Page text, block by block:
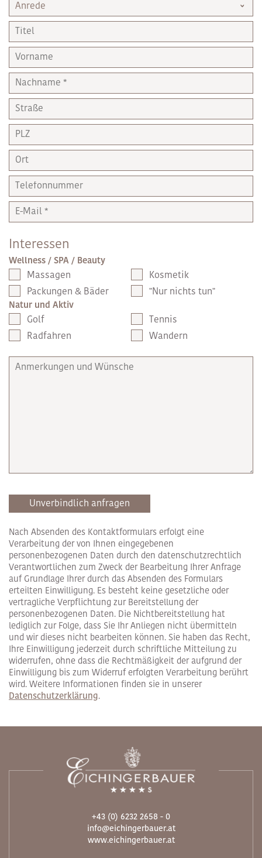
Interessen
Wellness / SPA / Beauty
Massagen
Kosmetik
Packungen & Bäder
"Nur nichts tun"
Natur und Aktiv
Golf
Tennis
Radfahren
Wandern
Unverbindlich anfragen
Nach Absenden des Kontaktformulars erfolgt eine
Verarbeitung der von Ihnen eingegebenen
personenbezogenen Daten durch den datenschutzrechtlich
Verantwortlichen zum Zweck der Bearbeitung Ihrer Anfrage
auf Grundlage Ihrer durch das Absenden des Formulars
erteilten Einwilligung. Es besteht keine gesetzliche oder
vertragliche Verpflichtung zur Bereitstellung der
personenbezogenen Daten. Die Nichtbereitstellung hat
lediglich zur Folge, dass Sie Ihr Anliegen nicht übermitteln
und wir dieses nicht bearbeiten können. Sie haben das Recht,
Ihre Einwilligung jederzeit durch schriftliche Mitteilung zu
widerrufen, ohne dass die Rechtmäßigkeit der aufgrund der
Einwilligung bis zum Widerruf erfolgten Verarbeitung berührt
wird. Weitere Informationen finden sie in unserer
Datenschutzerklärung.
+43 (0) 6232 2658 - 0
info@eichingerbauer.at
www.eichingerbauer.at